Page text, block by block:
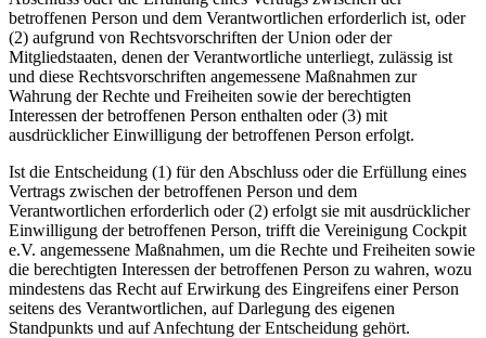
betroffenen Person und dem Verantwortlichen erforderlich ist, oder
(2) aufgrund von Rechtsvorschriften der Union oder der
Mitgliedstaaten, denen der Verantwortliche unterliegt, zulässig ist
und diese Rechtsvorschriften angemessene Maßnahmen zur
Wahrung der Rechte und Freiheiten sowie der berechtigten
Interessen der betroffenen Person enthalten oder (3) mit
ausdrücklicher Einwilligung der betroffenen Person erfolgt.
Ist die Entscheidung (1) für den Abschluss oder die Erfüllung eines
Vertrags zwischen der betroffenen Person und dem
Verantwortlichen erforderlich oder (2) erfolgt sie mit ausdrücklicher
Einwilligung der betroffenen Person, trifft die Vereinigung Cockpit
e.V. angemessene Maßnahmen, um die Rechte und Freiheiten sowie
die berechtigten Interessen der betroffenen Person zu wahren, wozu
mindestens das Recht auf Erwirkung des Eingreifens einer Person
seitens des Verantwortlichen, auf Darlegung des eigenen
Standpunkts und auf Anfechtung der Entscheidung gehört.